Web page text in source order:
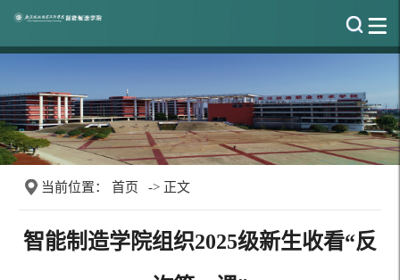
当前位置： 首页 -> 正文
智能制造学院组织2025级新生收看“反